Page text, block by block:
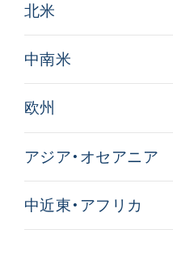
北米
中南米
欧州
アジア・オセアニア
中近東・アフリカ